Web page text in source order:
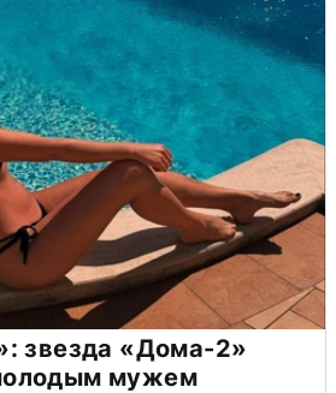
звезда «Дома-2»
мужем